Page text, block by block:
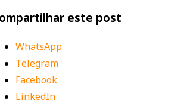
este post
WhatsApp
Telegram
Facebook
LinkedIn